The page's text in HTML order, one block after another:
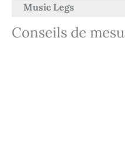
Music Legs
Conseils de